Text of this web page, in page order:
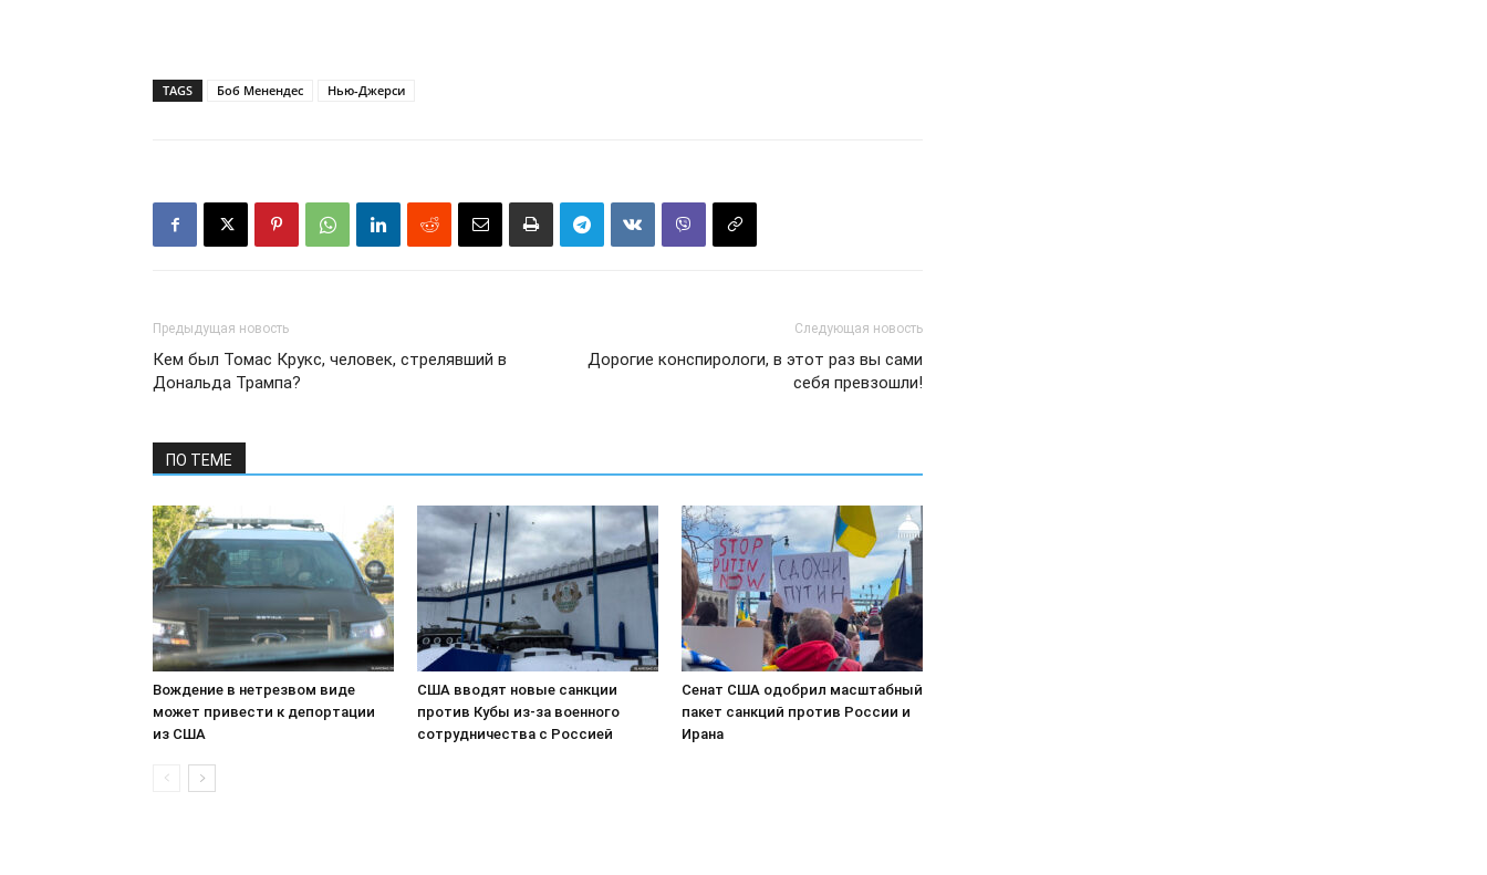
TAGS Боб Менендес Нью-Джерси
Предыдущая новость
Кем был Томас Крукс, человек, стрелявший в
Дональда Трампа?
Следующая новость
Дорогие конспирологи, в этот раз вы сами
себя превзошли!
ПО ТЕМЕ
Вождение в нетрезвом виде
может привести к депортации
из США
США вводят новые санкции
против Кубы из-за военного
сотрудничества с Россией
Сенат США одобрил масштабный
пакет санкций против России и
Ирана